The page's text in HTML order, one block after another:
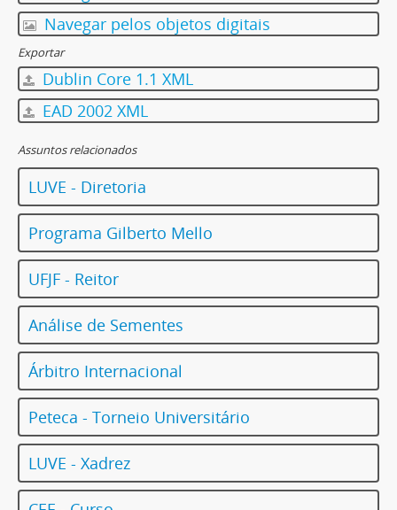
Navegar pelos objetos digitais
Exportar
Dublin Core 1.1 XML
EAD 2002 XML
Assuntos relacionados
LUVE - Diretoria
Programa Gilberto Mello
UFJF - Reitor
Análise de Sementes
Árbitro Internacional
Peteca - Torneio Universitário
LUVE - Xadrez